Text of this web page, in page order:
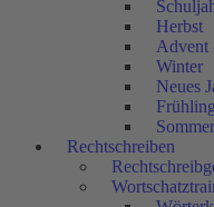
Herbst
Advent
Winter
Neues
Frühling
Sommer
Rechtschreiben